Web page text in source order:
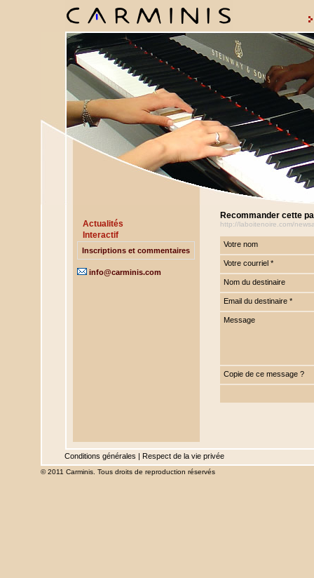
Actualités
Interactif
Inscriptions et commentaires
info@carminis.com
Recommander cette
http://laboitenoire.com/
Votre nom
Votre courriel *
Nom du destinaire
Email du destinaire *
Message
Copie de ce message ?
Conditions générales | Respect de la vie privée
© 2011 Carminis. Tous droits de reproduction réservés